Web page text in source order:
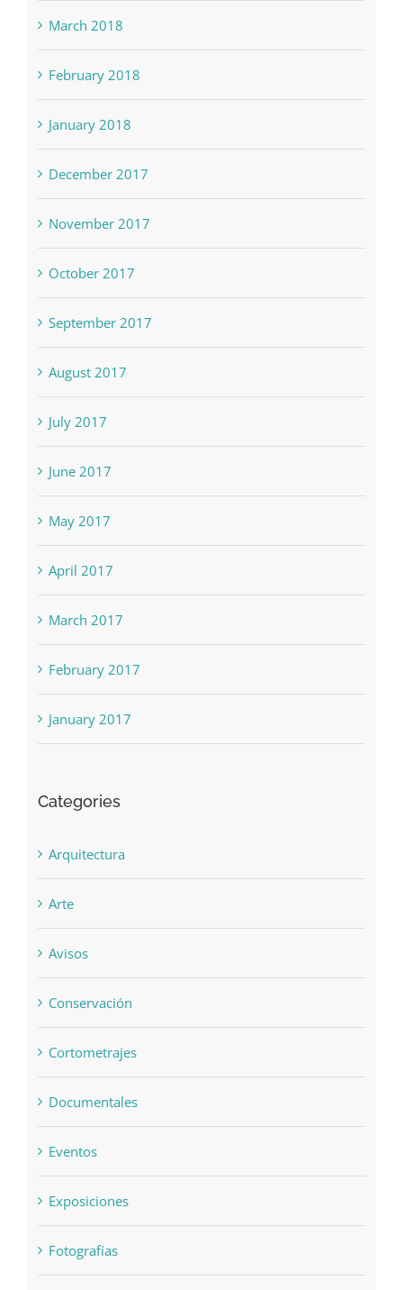
March 2018
February 2018
January 2018
December 2017
November 2017
October 2017
September 2017
August 2017
July 2017
June 2017
May 2017
April 2017
March 2017
February 2017
January 2017
Categories
Arquitectura
Arte
Avisos
Conservación
Cortometrajes
Documentales
Eventos
Exposiciones
Fotografías